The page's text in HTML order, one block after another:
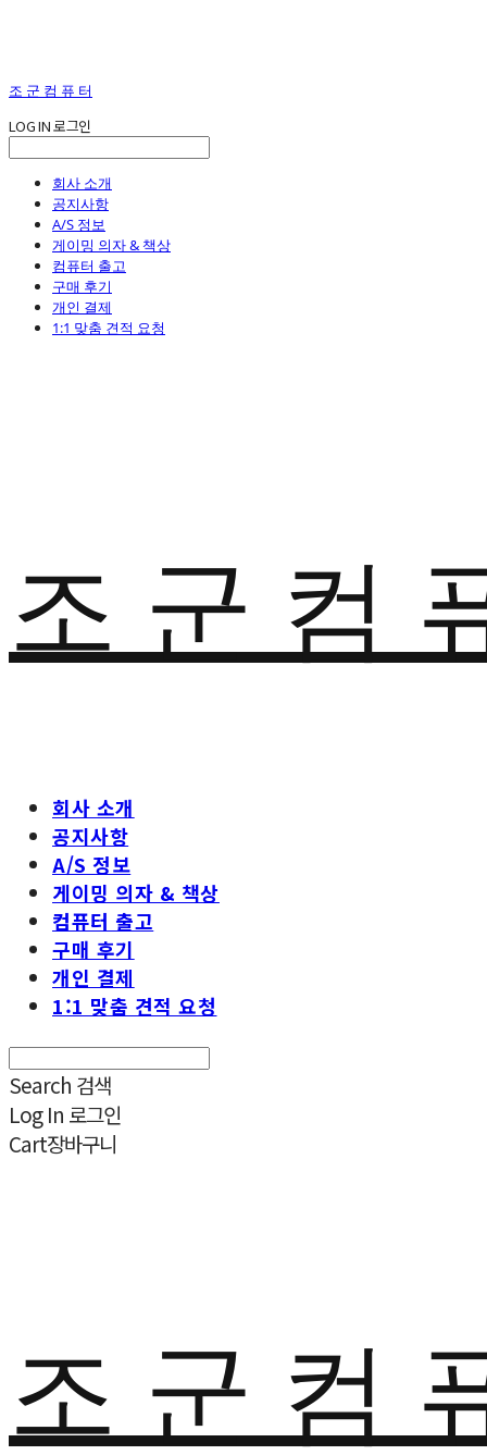
조 군 컴 퓨 터
LOG IN로그인
회사 소개
공지사항
A/S 정보
게이밍 의자 & 책상
컴퓨터 출고
구매 후기
개인 결제
1:1 맞춤 견적 요청
조 군 컴
회사 소개
공지사항
A/S 정보
게이밍 의자 & 책상
컴퓨터 출고
구매 후기
개인 결제
1:1 맞춤 견적 요청
Search 검색
Log In 로그인
Cart장바구니
조 군 컴